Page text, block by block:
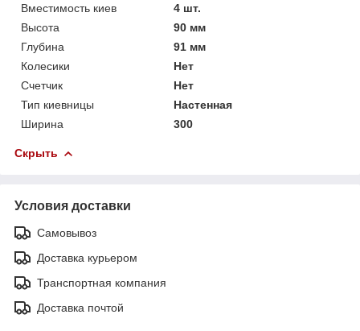
Вместимость киев
4 шт.
Высота
90 мм
Глубина
91 мм
Колесики
Нет
Счетчик
Нет
Тип киевницы
Настенная
Ширина
300
Скрыть
Условия доставки
Самовывоз
Доставка курьером
Транспортная компания
Доставка почтой